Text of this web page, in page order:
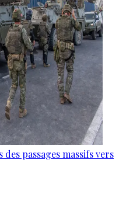
passages massifs vers